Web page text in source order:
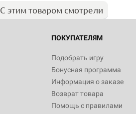
С этим товаром смотрели
ПОКУПАТЕЛЯМ
Подобрать игру
Бонусная программа
Информация о заказе
Возврат товара
Помощь с правилами